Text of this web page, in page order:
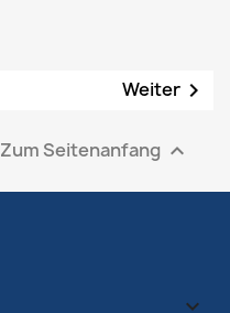
Weiter 
Zum Seitenanfang 
